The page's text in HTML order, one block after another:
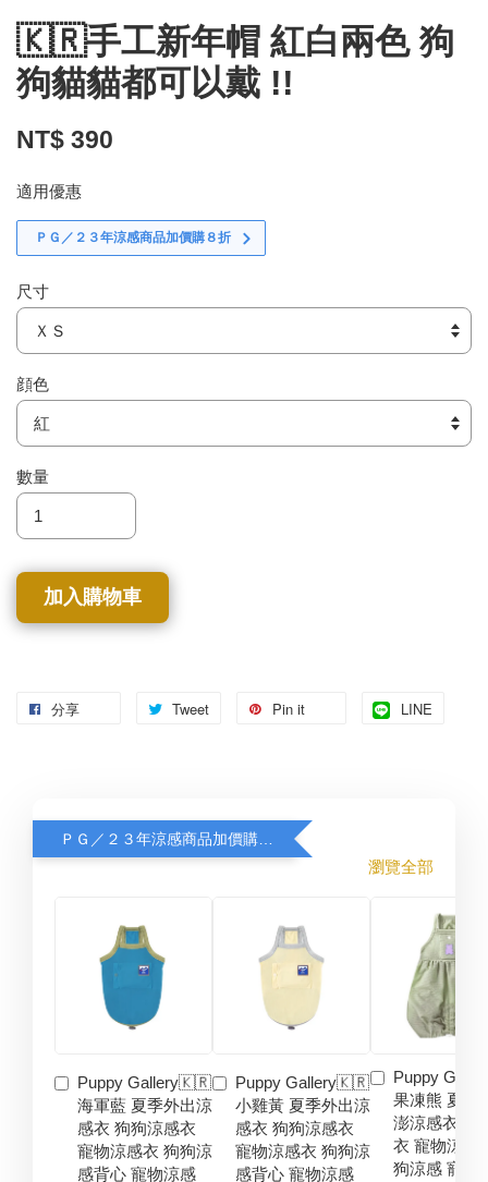
🇰🇷手工新年帽 紅白兩色 狗
狗貓貓都可以戴 !!
NT$ 390
適用優惠
ＰＧ／２３年涼感商品加價購８折
尺寸
顔色
數量
加入購物車
分享 Tweet Pin it LINE
ＰＧ／２３年涼感商品加價購８折
瀏覽全部
Puppy Gallery🇰🇷
海軍藍 夏季外出涼
感衣 狗狗涼感衣
寵物涼感衣 狗狗涼
感背心 寵物涼感
Puppy Gallery🇰🇷
小雞黃 夏季外出涼
感衣 狗狗涼感衣
寵物涼感衣 狗狗涼
感背心 寵物涼感
Puppy
果凍熊 夏季
澎涼感衣 狗
衣 寵物涼感
狗涼感 寵物